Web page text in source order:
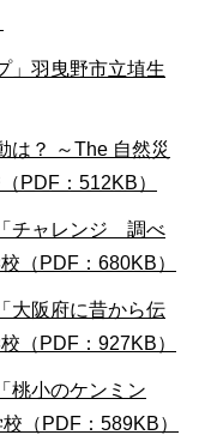
羽曳野市立埴生
？ ～The 自然災
PDF：512KB）
チャレンジ 調べ
（PDF：680KB）
大阪府に昔から伝
（PDF：927KB）
桃小のケンミン
（PDF：589KB）